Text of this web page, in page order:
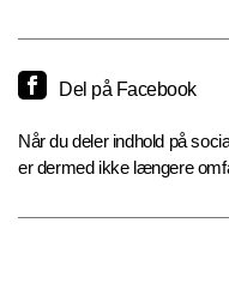
Del på Facebook
Når du deler indhold på
er dermed ikke længere